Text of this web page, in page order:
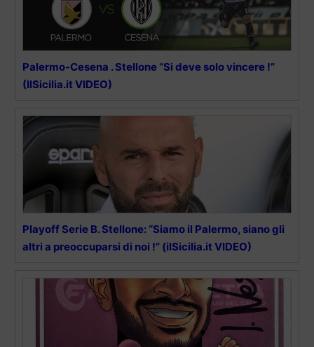
Palermo-Cesena . Stellone “Si deve solo vincere !”
(IlSicilia.it VIDEO)
Playoff Serie B. Stellone: “Siamo il Palermo, siano gli
altri a preoccuparsi di noi !” (ilSicilia.it VIDEO)